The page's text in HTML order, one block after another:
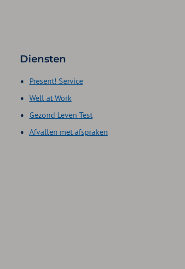
Diensten
Present! Service
Well at Work
Gezond Leven Test
Afvallen met afspraken